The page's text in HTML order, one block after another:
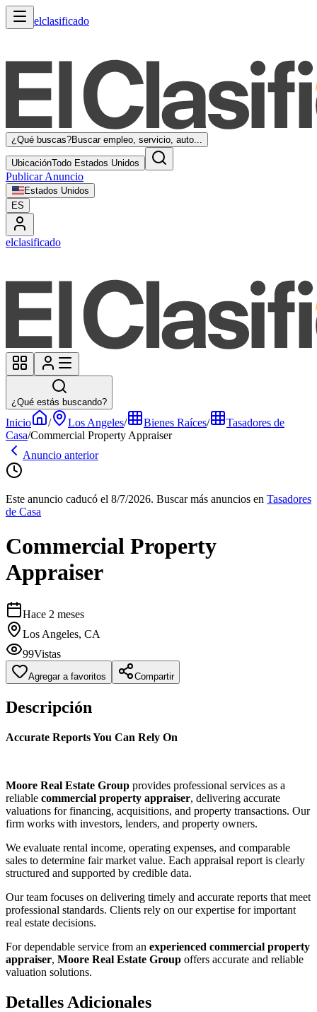
elclasificado
¿Qué buscas?Buscar empleo, servicio, auto...
UbicaciónTodo Estados Unidos
Publicar Anuncio
Estados Unidos
ES
elclasificado
¿Qué estás buscando?
Inicio / Los Angeles/ Bienes Raíces/
Tasadores de
Casa/Commercial Property Appraiser
Anuncio anterior
Este anuncio caducó el 8/7/2026. Buscar más anuncios en Tasadores
de Casa
Commercial Property
Appraiser
Hace 2 meses
Los Angeles, CA
99Vistas
Agregar a favoritos Compartir
Descripción
Accurate Reports You Can Rely On
Moore Real Estate Group provides professional services as a
reliable commercial property appraiser, delivering accurate
valuations for financing, acquisitions, and property transactions. Our
firm works with investors, lenders, and property owners.
We evaluate rental income, operating expenses, and comparable
sales to determine fair market value. Each appraisal report is clearly
structured and supported by credible data.
Our team focuses on delivering timely and accurate reports that meet
professional standards. Clients rely on our expertise for important
real estate decisions.
For dependable service from an experienced commercial property
appraiser, Moore Real Estate Group offers accurate and reliable
valuation solutions.
Detalles Adicionales